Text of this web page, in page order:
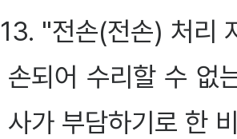
13. "전손(전손) 처리
손되어 수리할 수 없
사가 부담하기로 한